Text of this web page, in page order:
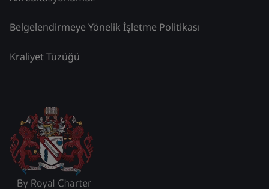
Belgelendirmeye Yönelik İşletme Politikası
Kraliyet Tüzüğü